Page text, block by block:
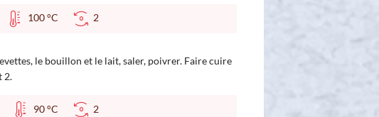
100 °C 2
le bouillon et le lait, saler, poivrer. Faire cuire
2.
90 °C 2